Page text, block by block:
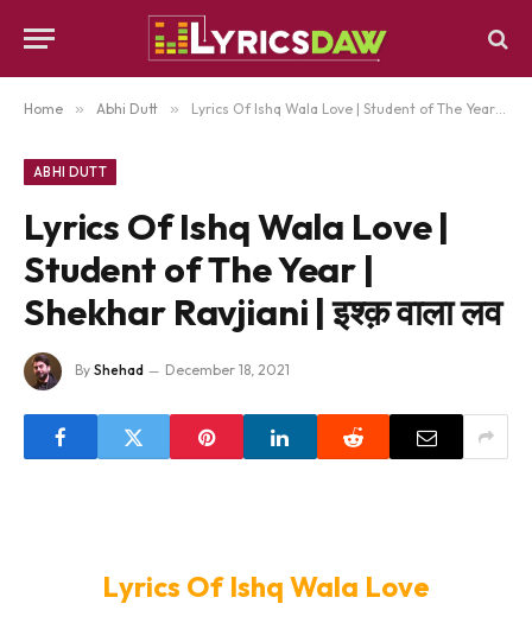
Home » Abhi Dutt » Lyrics Of Ishq Wala Love | Student of The Year | Shekhar Ravjiani | इश्क़ वाला लव
ABHI DUTT
Lyrics Of Ishq Wala Love |
Student of The Year |
Shekhar Ravjiani | इश्क़ वाला लव
By Shehad December 18, 2021
Lyrics Of Ishq Wala Love